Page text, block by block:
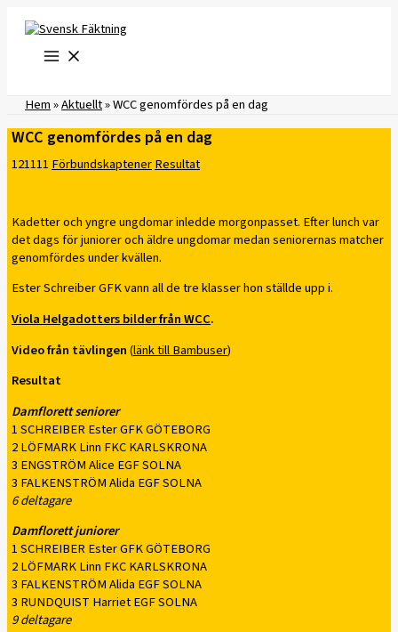
innehåll
Hem»Aktuellt»WCC genomfördes på en dag
WCC genomfördes på en dag
121111FörbundskaptenerResultat
Kadetter och yngre ungdomar inledde morgonpasset. Efter lunch var
det dags för juniorer och äldre ungdomar medan seniorernas matcher
genomfördes under kvällen.
Ester Schreiber GFK vann all de tre klasser hon ställde upp i.
Viola Helgadotters bilder från WCC.
Video från tävlingen(länk till Bambuser)
Resultat
Damflorett seniorer
1 SCHREIBER Ester GFK GÖTEBORG
2 LÖFMARK Linn FKC KARLSKRONA
3 ENGSTRÖM Alice EGF SOLNA
3 FALKENSTRÖM Alida EGF SOLNA
6 deltagare
Damflorett juniorer
1 SCHREIBER Ester GFK GÖTEBORG
2 LÖFMARK Linn FKC KARLSKRONA
3 FALKENSTRÖM Alida EGF SOLNA
3 RUNDQUIST Harriet EGF SOLNA
9 deltagare